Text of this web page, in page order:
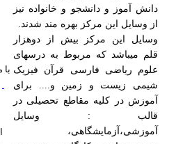
دانش آموز و دانشجو و خانواده نیز
از وسایل این مرکز بهره مند شدند.
وسایل این مرکز بیش از دوهزار
قلم میباشد که مربوط به درسهای
علوم ریاضی فارسی قرآن فیزیک
شیمی زیست و زمین و.... برای
آموزش در کلیه مقاطع تحصیلی در
قالب : وسایل
آموزشی،آزمایشگاهی،
با